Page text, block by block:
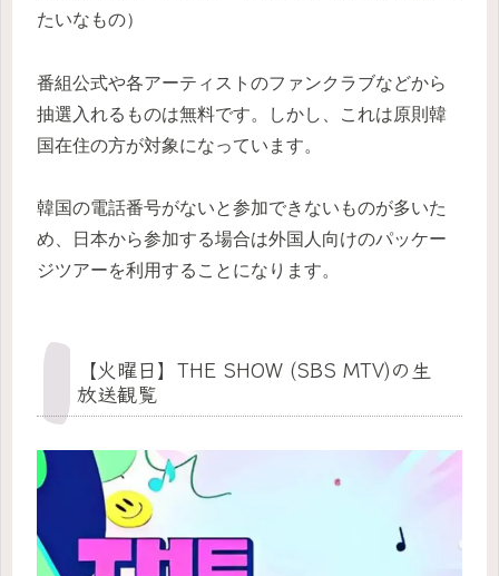
たいなもの）
番組公式や各アーティストのファンクラブなどから
抽選入れるものは無料です。しかし、これは原則韓
国在住の方が対象になっています。
韓国の電話番号がないと参加できないものが多いた
め、日本から参加する場合は外国人向けのパッケー
ジツアーを利用することになります。
【火曜日】THE SHOW (SBS MTV)の生
放送観覧